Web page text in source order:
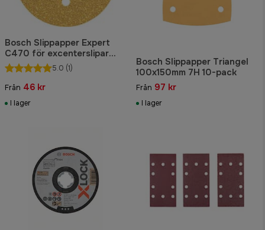
Bosch Slippapper Expert
C470 för excenterslipar
125mm, 8H, 5-pack
5.0 (1)
Från 46 kr
I lager
Bosch Slippapper Triangel
100x150mm 7H 10-pack
Från 97 kr
I lager